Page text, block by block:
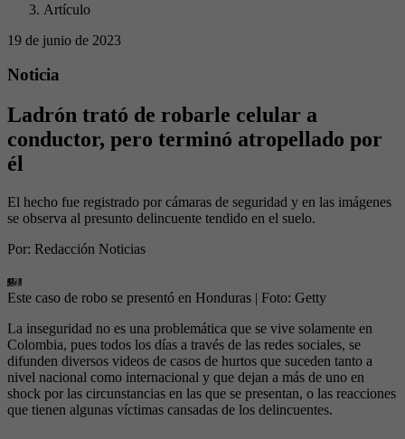
Artículo
19 de junio de 2023
Noticia
Ladrón trató de robarle celular a
conductor, pero terminó atropellado por
él
El hecho fue registrado por cámaras de seguridad y en las imágenes
se observa al presunto delincuente tendido en el suelo.
Por: Redacción Noticias
Este caso de robo se presentó en Honduras | Foto: Getty
La inseguridad no es una problemática que se vive solamente en
Colombia, pues todos los días a través de las redes sociales, se
difunden diversos videos de casos de hurtos que suceden tanto a
nivel nacional como internacional y que dejan a más de uno en
shock por las circunstancias en las que se presentan, o las reacciones
que tienen algunas víctimas cansadas de los delincuentes.